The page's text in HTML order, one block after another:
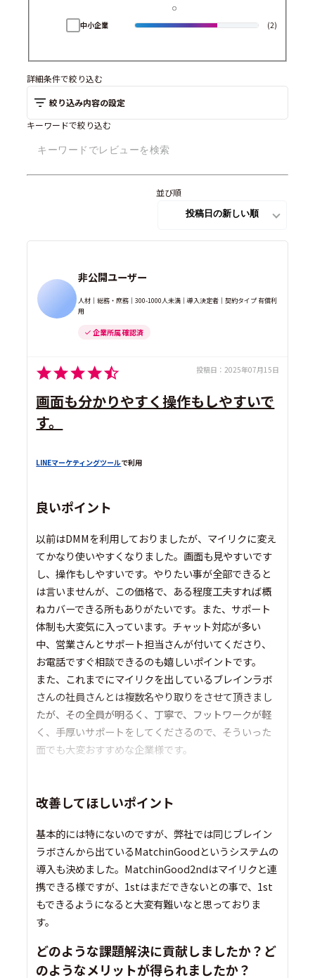
中小企業 (2)
詳細条件で絞り込む
絞り込み内容の設定
キーワードで絞り込む
並び順
非公開ユーザー
人材｜総務・庶務｜300-1000人未満｜導入決定者｜契約タイプ 有償利
用
企業所属 確認済
投稿日： 2025年07月15日
画面も分かりやすく操作もしやすいで
す。
LINEマーケティングツールで利用
良いポイント
以前はDMMを利用しておりましたが、マイリクに変え
てかなり使いやすくなりました。画面も見やすいです
し、操作もしやすいです。やりたい事が全部できると
は言いませんが、この価格で、ある程度工夫すれば概
ねカバーできる所もありがたいです。また、サポート
体制も大変気に入っています。チャット対応が多い
中、営業さんとサポート担当さんが付いてくださり、
お電話ですぐ相談できるのも嬉しいポイントです。
また、これまでにマイリクを出しているブレインラボ
さんの社員さんとは複数名やり取りをさせて頂きまし
たが、その全員が明るく、丁寧で、フットワークが軽
く、手厚いサポートをしてくださるので、そういった
面でも大変おすすめな企業様です。
改善してほしいポイント
基本的には特にないのですが、弊社では同じブレイン
ラボさんから出ているMatchinGoodというシステムの
導入も決めました。MatchinGood2ndはマイリクと連
携できる様ですが、1stはまだできないとの事で、1st
もできるようになると大変有難いなと思っておりま
す。
どのような課題解決に貢献しましたか？ど
のようなメリットが得られましたか？